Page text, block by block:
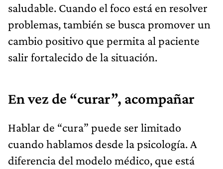
saludable. Cuando el foco está en resolver
problemas, también se busca promover un
cambio positivo que permita al paciente
salir fortalecido de la situación.
En vez de “curar”, acompañar
Hablar de “cura” puede ser limitado
cuando hablamos desde la psicología. A
diferencia del modelo médico, que está